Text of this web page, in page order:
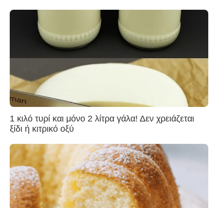
1 κιλό τυρί και μόνο 2 λίτρα γάλα! Δεν χρειάζεται
ξίδι ή κιτρικό οξύ